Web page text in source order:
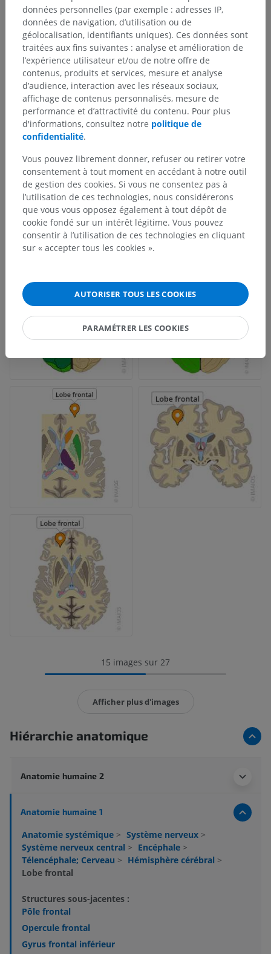
15 images sur 27
Afficher plus d'images
Hiérarchie anatomique
Anatomie humaine 2
Anatomie humaine 1
Anatomie systémique > Système nerveux >
Système nerveux central > Encéphale >
Télencéphale; Cerveau > Hémisphère cérébral >
Lobe frontal
Structures sous-jacentes :
Pôle frontal
Opercule frontal
Gyrus frontal inférieur
données personnelles (par exemple : adresses IP,
données de navigation, d’utilisation ou de
géolocalisation, identifiants uniques). Ces données sont
traitées aux fins suivantes : analyse et amélioration de
l’expérience utilisateur et/ou de notre offre de
contenus, produits et services, mesure et analyse
d’audience, interaction avec les réseaux sociaux,
affichage de contenus personnalisés, mesure de
performance et d’attractivité du contenu. Pour plus
d'informations, consultez notre politique de
confidentialité.
Vous pouvez librement donner, refuser ou retirer votre
consentement à tout moment en accédant à notre outil
de gestion des cookies. Si vous ne consentez pas à
l’utilisation de ces technologies, nous considérerons
que vous vous opposez également à tout dépôt de
cookie fondé sur un intérêt légitime. Vous pouvez
consentir à l’utilisation de ces technologies en cliquant
sur « accepter tous les cookies ».
AUTORISER TOUS LES COOKIES
PARAMÉTRER LES COOKIES